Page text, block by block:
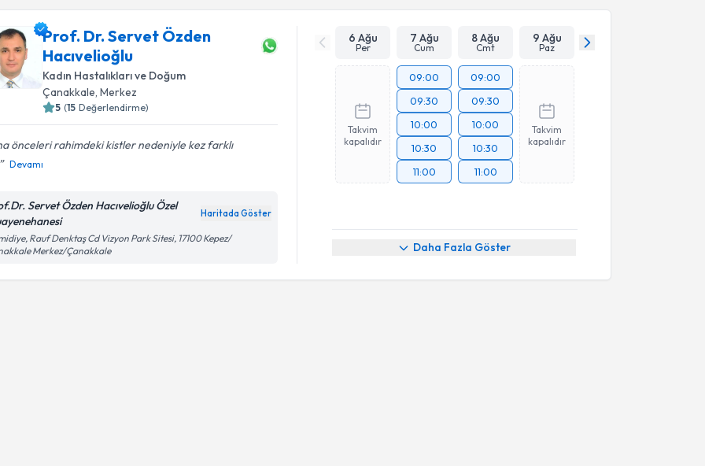
Prof. Dr. Servet Özden
Hacıvelioğlu
Kadın Hastalıkları ve Doğum
Çanakkale, Merkez
5 (15 Değerlendirme)
önceleri rahimdeki kistler nedeniyle kez farklı
Devamı
Servet Özden Hacıvelioğlu Özel
Haritada Göster
Rauf Denktaş Cd Vizyon Park Sitesi, 17100 Kepez/
Merkez/Çanakkale
6 Ağu
Per
7 Ağu
Cum
8 Ağu
Cmt
9 Ağu
Paz
Takvim
kapalıdır
09:00
09:30
10:00
10:30
11:00
09:00
09:30
10:00
10:30
11:00
Takvim
kapalıdır
Daha Fazla Göster